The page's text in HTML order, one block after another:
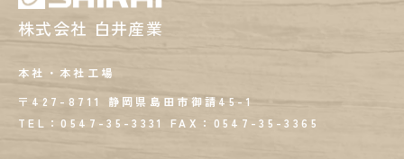
株式会社 白井産業
本社・本社工場
〒427-8711 静岡県島田市御請45-1
TEL：0547-35-3331
FAX： 0547-35-3365